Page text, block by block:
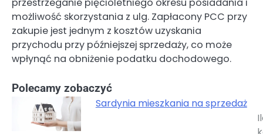
możliwość skorzystania z ulg. Zapłacony PCC przy
zakupie jest jednym z kosztów uzyskania
przychodu przy późniejszej sprzedaży, co może
wpłynąć na obniżenie podatku dochodowego.
Polecamy zobaczyć
Sardynia mieszkania na sprzedaż
Nawigacja